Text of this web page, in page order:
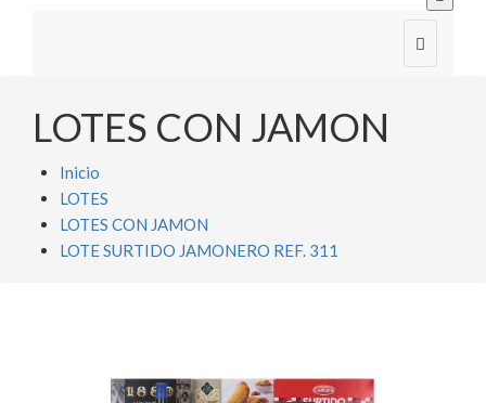

LOTES CON JAMON
Inicio
LOTES
LOTES CON JAMON
LOTE SURTIDO JAMONERO REF. 311